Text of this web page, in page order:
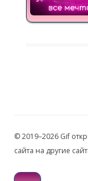
© 2019–2026 Gif
сайта на другие